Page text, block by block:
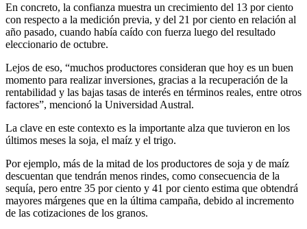
En concreto, la confianza muestra un crecimiento del 13 por ciento
con respecto a la medición previa, y del 21 por ciento en relación al
año pasado, cuando había caído con fuerza luego del resultado
eleccionario de octubre.
Lejos de eso, “muchos productores consideran que hoy es un buen
momento para realizar inversiones, gracias a la recuperación de la
rentabilidad y las bajas tasas de interés en términos reales, entre otros
factores”, mencionó la Universidad Austral.
La clave en este contexto es la importante alza que tuvieron en los
últimos meses la soja, el maíz y el trigo.
Por ejemplo, más de la mitad de los productores de soja y de maíz
descuentan que tendrán menos rindes, como consecuencia de la
sequía, pero entre 35 por ciento y 41 por ciento estima que obtendrá
mayores márgenes que en la última campaña, debido al incremento
de las cotizaciones de los granos.